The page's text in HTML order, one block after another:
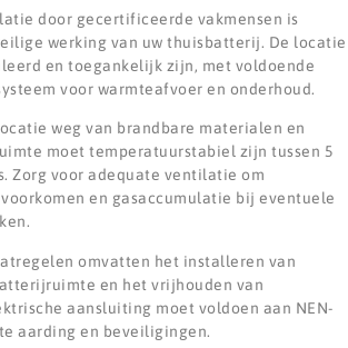
door gecertificeerde vakmensen is
werking van uw thuisbatterij. De locatie
en toegankelijk zijn, met voldoende
voor warmteafvoer en onderhoud.
weg van brandbare materialen en
moet temperatuurstabiel zijn tussen 5
Zorg voor adequate ventilatie om
en gasaccumulatie bij eventuele
omvatten het installeren van
en het vrijhouden van
aansluiting moet voldoen aan NEN-
aarding en beveiligingen.